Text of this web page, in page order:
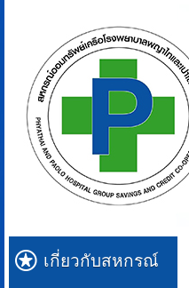
เกี่ยวกับสหกรณ์